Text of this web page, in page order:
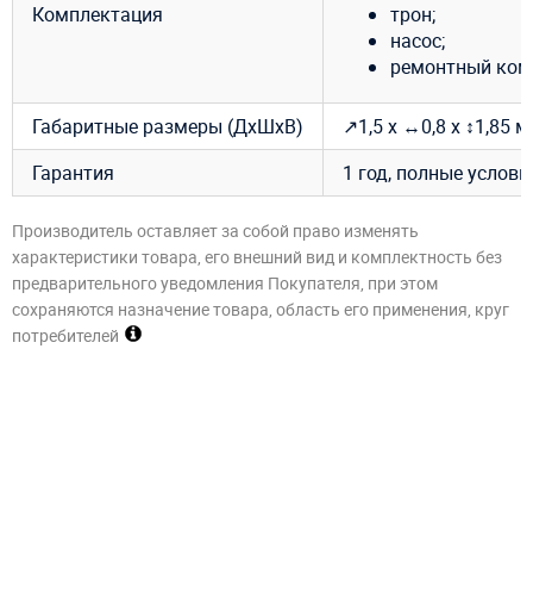
Комплектация
трон;
насос;
ремонтный
Габаритные размеры (ДхШхВ)
↗1,5 х ↔0,8 х ↕1,85 м
Гарантия
1 год, полные
Производитель оставляет за собой право изменять
характеристики товара, его внешний вид и комплектность без
предварительного уведомления Покупателя, при этом
сохраняются назначение товара, область его применения, круг
потребителей